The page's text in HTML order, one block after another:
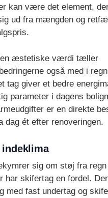
kan være det element,
ud fra mængden og
æstetiske værdi tæller
også med i
tag giver et bedre
parameter i dagens
er en direkte
dag ét efter renoveringen.
sig om støj fra
har skifertag en fordel.
med fast undertag og